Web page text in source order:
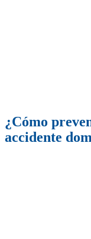
¿Cómo
accidente